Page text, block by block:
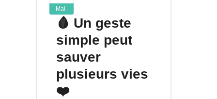
Mai
🩸 Un geste
simple peut
sauver
plusieurs vies
❤️